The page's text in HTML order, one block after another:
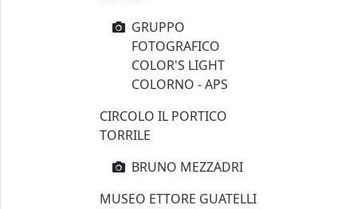
GRUPPO
FOTOGRAFICO
COLOR'S LIGHT
COLORNO - APS
CIRCOLO IL PORTICO
TORRILE
BRUNO MEZZADRI
MUSEO ETTORE GUATELLI